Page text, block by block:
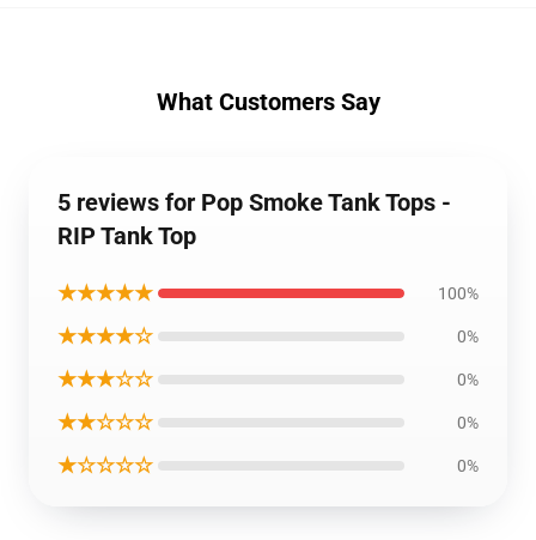
What Customers Say
5 reviews for Pop Smoke Tank Tops -
RIP Tank Top
★★★★★ 100%
★★★★☆ 0%
★★★☆☆ 0%
★★☆☆☆ 0%
★☆☆☆☆ 0%